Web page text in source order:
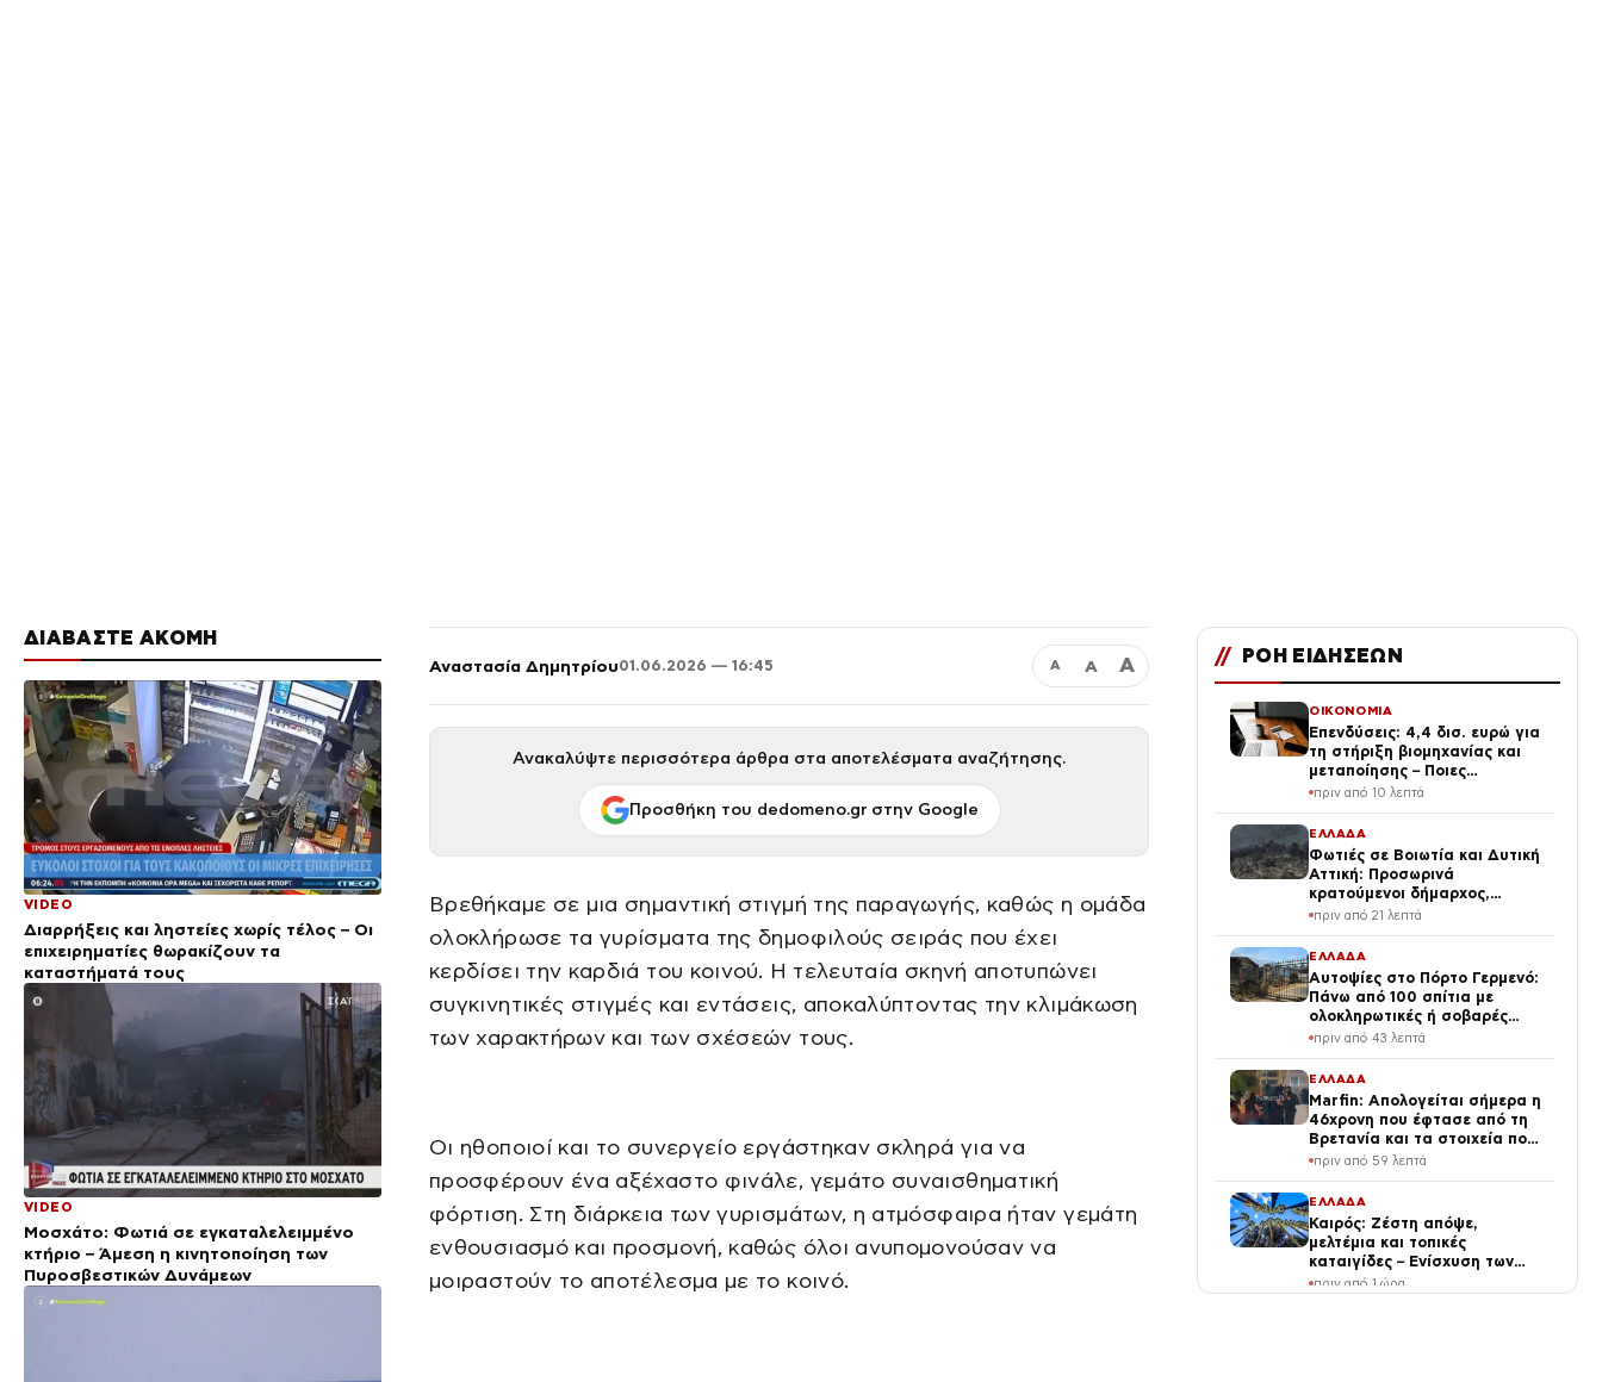
ΔΙΑΒΑΣΤΕ ΑΚΟΜΗ
VIDEO
Διαρρήξεις και ληστείες χωρίς τέλος – Οι
επιχειρηματίες θωρακίζουν τα
καταστήματά τους
VIDEO
Μοσχάτο: Φωτιά σε εγκαταλελειμμένο
κτήριο – Άμεση η κινητοποίηση των
Πυροσβεστικών Δυνάμεων
Αναστασία Δημητρίου01.06.2026 — 16:45 Α Α Α
Ανακαλύψτε περισσότερα άρθρα στα αποτελέσματα αναζήτησης.
Προσθήκη του dedomeno.gr στην Google
Βρεθήκαμε σε μια σημαντική στιγμή της παραγωγής, καθώς η ομάδα
ολοκλήρωσε τα γυρίσματα της δημοφιλούς σειράς που έχει
κερδίσει την καρδιά του κοινού. Η τελευταία σκηνή αποτυπώνει
συγκινητικές στιγμές και εντάσεις, αποκαλύπτοντας την κλιμάκωση
των χαρακτήρων και των σχέσεών τους.
Οι ηθοποιοί και το συνεργείο εργάστηκαν σκληρά για να
προσφέρουν ένα αξέχαστο φινάλε, γεμάτο συναισθηματική
φόρτιση. Στη διάρκεια των γυρισμάτων, η ατμόσφαιρα ήταν γεμάτη
ενθουσιασμό και προσμονή, καθώς όλοι ανυπομονούσαν να
μοιραστούν το αποτέλεσμα με το κοινό.
// ΡΟΗ ΕΙΔΗΣΕΩΝ
ΟΙΚΟΝΟΜΙΑ
Επενδύσεις: 4,4 δισ. ευρώ για
τη στήριξη βιομηχανίας και
μεταποίησης – Ποιες
μεταρρυθμίσεις θα δώσουν
πριν από 10 λεπτά
ΕΛΛΑΔΑ
Φωτιές σε Βοιωτία και Δυτική
Αττική: Προσωρινά
κρατούμενοι δήμαρχος,
μηχανικός και ιδιοκτήτης
πριν από 21 λεπτά
ΕΛΛΑΔΑ
Αυτοψίες στο Πόρτο Γερμενό:
Πάνω από 100 σπίτια με
ολοκληρωτικές ή σοβαρές
ζημιές
πριν από 43 λεπτά
ΕΛΛΑΔΑ
Marfin: Απολογείται σήμερα η
46χρονη που έφτασε από τη
Βρετανία και τα στοιχεία που
την εμπλέκουν
πριν από 59 λεπτά
ΕΛΛΑΔΑ
Καιρός: Ζέστη απόψε,
μελτέμια και τοπικές
καταιγίδες – Ενίσχυση των
μελτεμιών το Σαββατοκύριακο
πριν από 1 ώρα